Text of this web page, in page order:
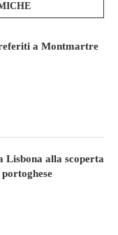
a Montmartre
Lisbona alla scoperta